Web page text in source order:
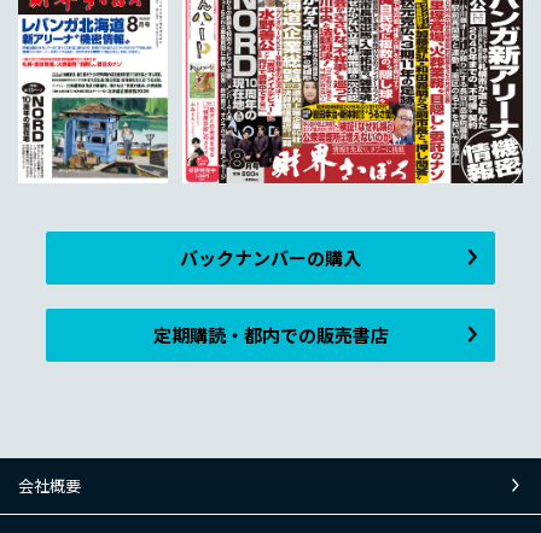
バックナンバーの購入
定期購読・都内での販売書店
会社概要